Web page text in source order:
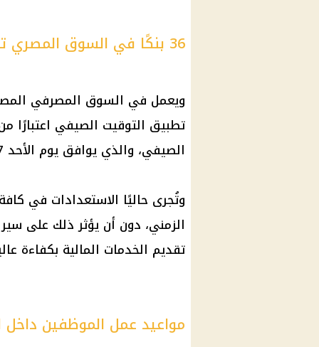
36 بنكًا في السوق المصري تواكب التوقيت الصيفي
تطبيق التوقيت الصيفي اعتبارًا
الصيفي، والذي يوافق يوم الأحد 27 أبريل 2025.
وتُجرى حاليًا الاستعدادات في
الزمني، دون أن يؤثر ذلك على
تقديم الخدمات المالية بكفاءة
مواعيد عمل الموظفين